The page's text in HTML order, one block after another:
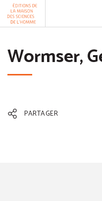
Aller au contenu
Wormser,
PARTAGER
Panneau de gestion des cookies